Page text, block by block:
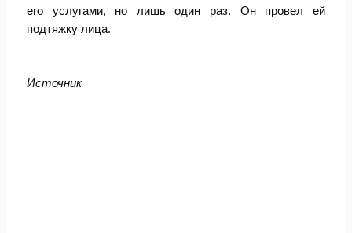
его услугами, но лишь один раз. Он провел ей
подтяжку лица.
Источник